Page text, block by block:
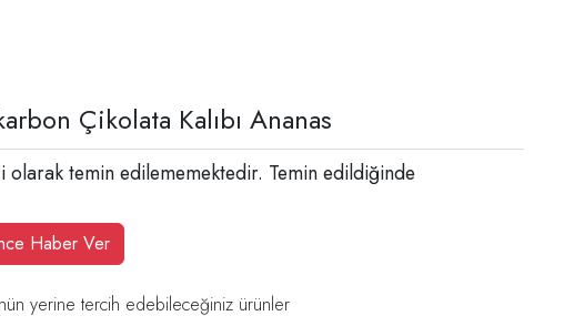
Çikolata Kalıbı Ananas
olarak temin edilememektedir. Temin edildiğinde
Haber Ver
yerine tercih edebileceğiniz ürünler